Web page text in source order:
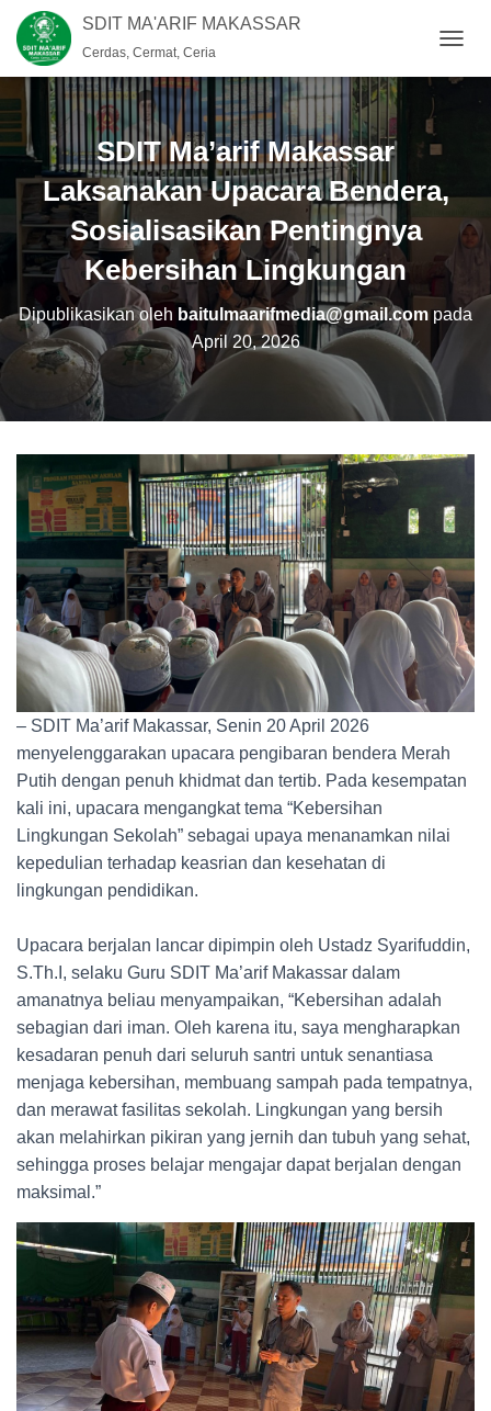
SDIT MA'ARIF MAKASSAR
Cerdas, Cermat, Ceria
O
A
A
I
SDIT Ma’arif Makassar
Laksanakan Upacara Bendera,
Sosialisasikan Pentingnya
Kebersihan Lingkungan
Dipublikasikan oleh baitulmaarifmedia@gmail.compada
April 20, 2026
– SDIT Ma’arif Makassar, Senin 20 April 2026
menyelenggarakan upacara pengibaran bendera Merah
Putih dengan penuh khidmat dan tertib. Pada kesempatan
kali ini, upacara mengangkat tema “Kebersihan
Lingkungan Sekolah” sebagai upaya menanamkan nilai
kepedulian terhadap keasrian dan kesehatan di
lingkungan pendidikan.
Upacara berjalan lancar dipimpin oleh Ustadz Syarifuddin,
S.Th.I, selaku Guru SDIT Ma’arif Makassar dalam
amanatnya beliau menyampaikan, “Kebersihan adalah
sebagian dari iman. Oleh karena itu, saya mengharapkan
kesadaran penuh dari seluruh santri untuk senantiasa
menjaga kebersihan, membuang sampah pada tempatnya,
dan merawat fasilitas sekolah. Lingkungan yang bersih
akan melahirkan pikiran yang jernih dan tubuh yang sehat,
sehingga proses belajar mengajar dapat berjalan dengan
maksimal.”